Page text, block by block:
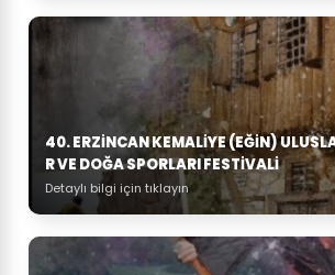
40. ERZINCAN KEMALIYE (EĞIN)
R VE DOĞA SPORLARI FESTIVALI
Detaylı bilgi için tıklayın